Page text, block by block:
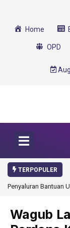
Home
OPD
TERPOPULER
Rampung
Wagub